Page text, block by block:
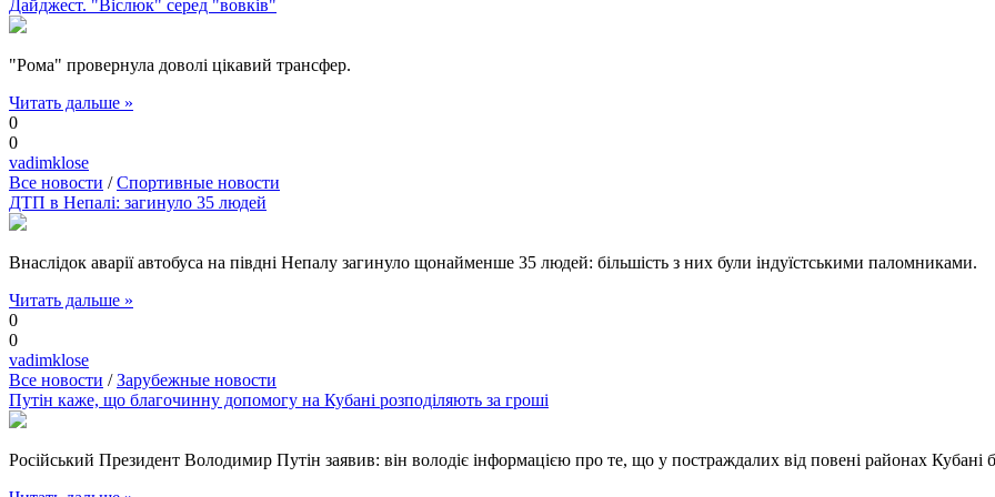
Дайджест. "Віслюк" серед "вовків"
"Рома" провернула доволі цікавий трансфер.
Читать дальше »
0
0
vadimklose
Все новости /Спортивные новости
ДТП в Непалі: загинуло 35 людей
Внаслідок аварії автобуса на півдні Непалу загинуло щонайменше 35 людей: більшість з них були індуїстськими паломниками.
Читать дальше »
0
0
vadimklose
Все новости /Зарубежные новости
Путін каже, що благочинну допомогу на Кубані розподіляють за гроші
Російський Президент Володимир Путін заявив: він володіє інформацією про те, що у постраждалих від повені районах Кубані